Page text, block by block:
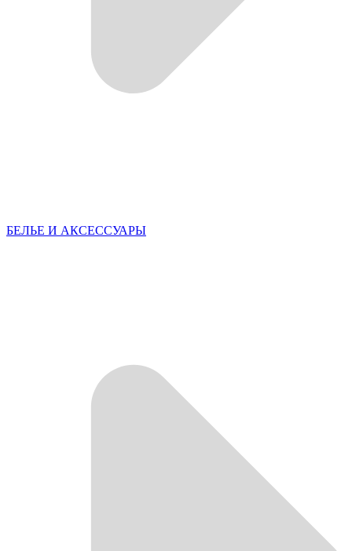
БЕЛЬЕ И АКСЕССУАРЫ